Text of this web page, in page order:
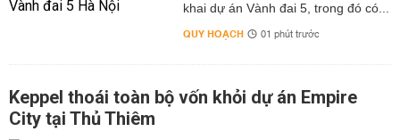
khai dự án Vành đai 5, trong đó có...
QUY HOẠCH 01 phút trước
Keppel thoái toàn bộ vốn khỏi dự án Empire
City tại Thủ Thiêm